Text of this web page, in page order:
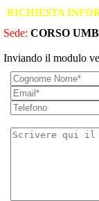
RICHIESTA
Sede: CORSO
Inviando il modulo